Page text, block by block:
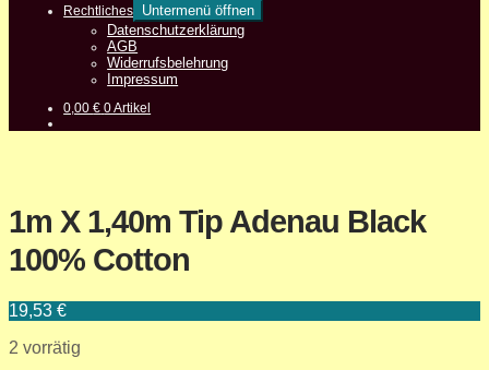
Rechtliches
Untermenü öffnen
Datenschutzerklärung
AGB
Widerrufsbelehrung
Impressum
0,00€ 0 Artikel
1m X 1,40m Tip Adenau Black
100% Cotton
19,53 €
2 vorrätig